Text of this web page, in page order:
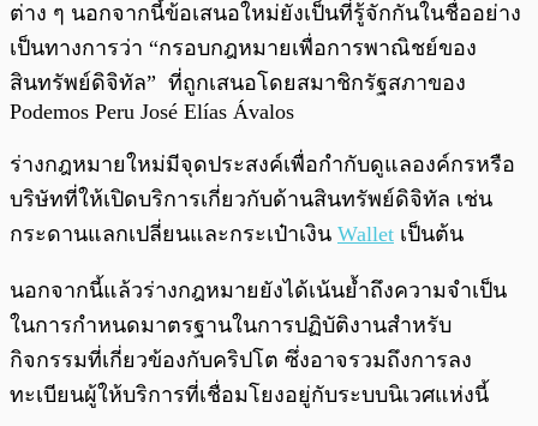
ต่าง ๆ นอกจากนี้ข้อเสนอใหม่ยังเป็นที่รู้จักกันในชื่ออย่าง
เป็นทางการว่า “กรอบกฎหมายเพื่อการพาณิชย์ของ
สินทรัพย์ดิจิทัล” ที่ถูกเสนอโดยสมาชิกรัฐสภาของ
Podemos Peru José Elías Ávalos
ร่างกฎหมายใหม่มีจุดประสงค์เพื่อกำกับดูแลองค์กรหรือ
บริษัทที่ให้เปิดบริการเกี่ยวกับด้านสินทรัพย์ดิจิทัล เช่น
กระดานแลกเปลี่ยนและกระเป๋าเงิน Wallet เป็นต้น
นอกจากนี้แล้วร่างกฎหมายยังได้เน้นย้ำถึงความจำเป็น
ในการกำหนดมาตรฐานในการปฏิบัติงานสำหรับ
กิจกรรมที่เกี่ยวข้องกับคริปโต ซึ่งอาจรวมถึงการลง
ทะเบียนผู้ให้บริการที่เชื่อมโยงอยู่กับระบบนิเวศแห่งนี้